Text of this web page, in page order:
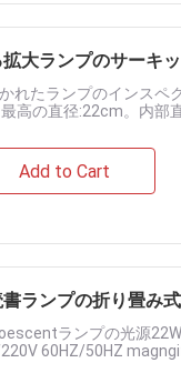
大ランプのサーキ
れたランプのインスペ
高の直径:22cm。内
Add to Cart
ランプの折り畳み
ランプの光源
60HZ/50HZ